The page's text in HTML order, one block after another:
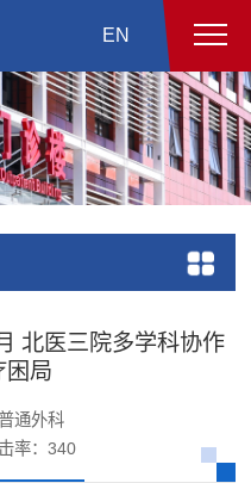
EN
北医三院多学科协作
困局
通外科
率：340